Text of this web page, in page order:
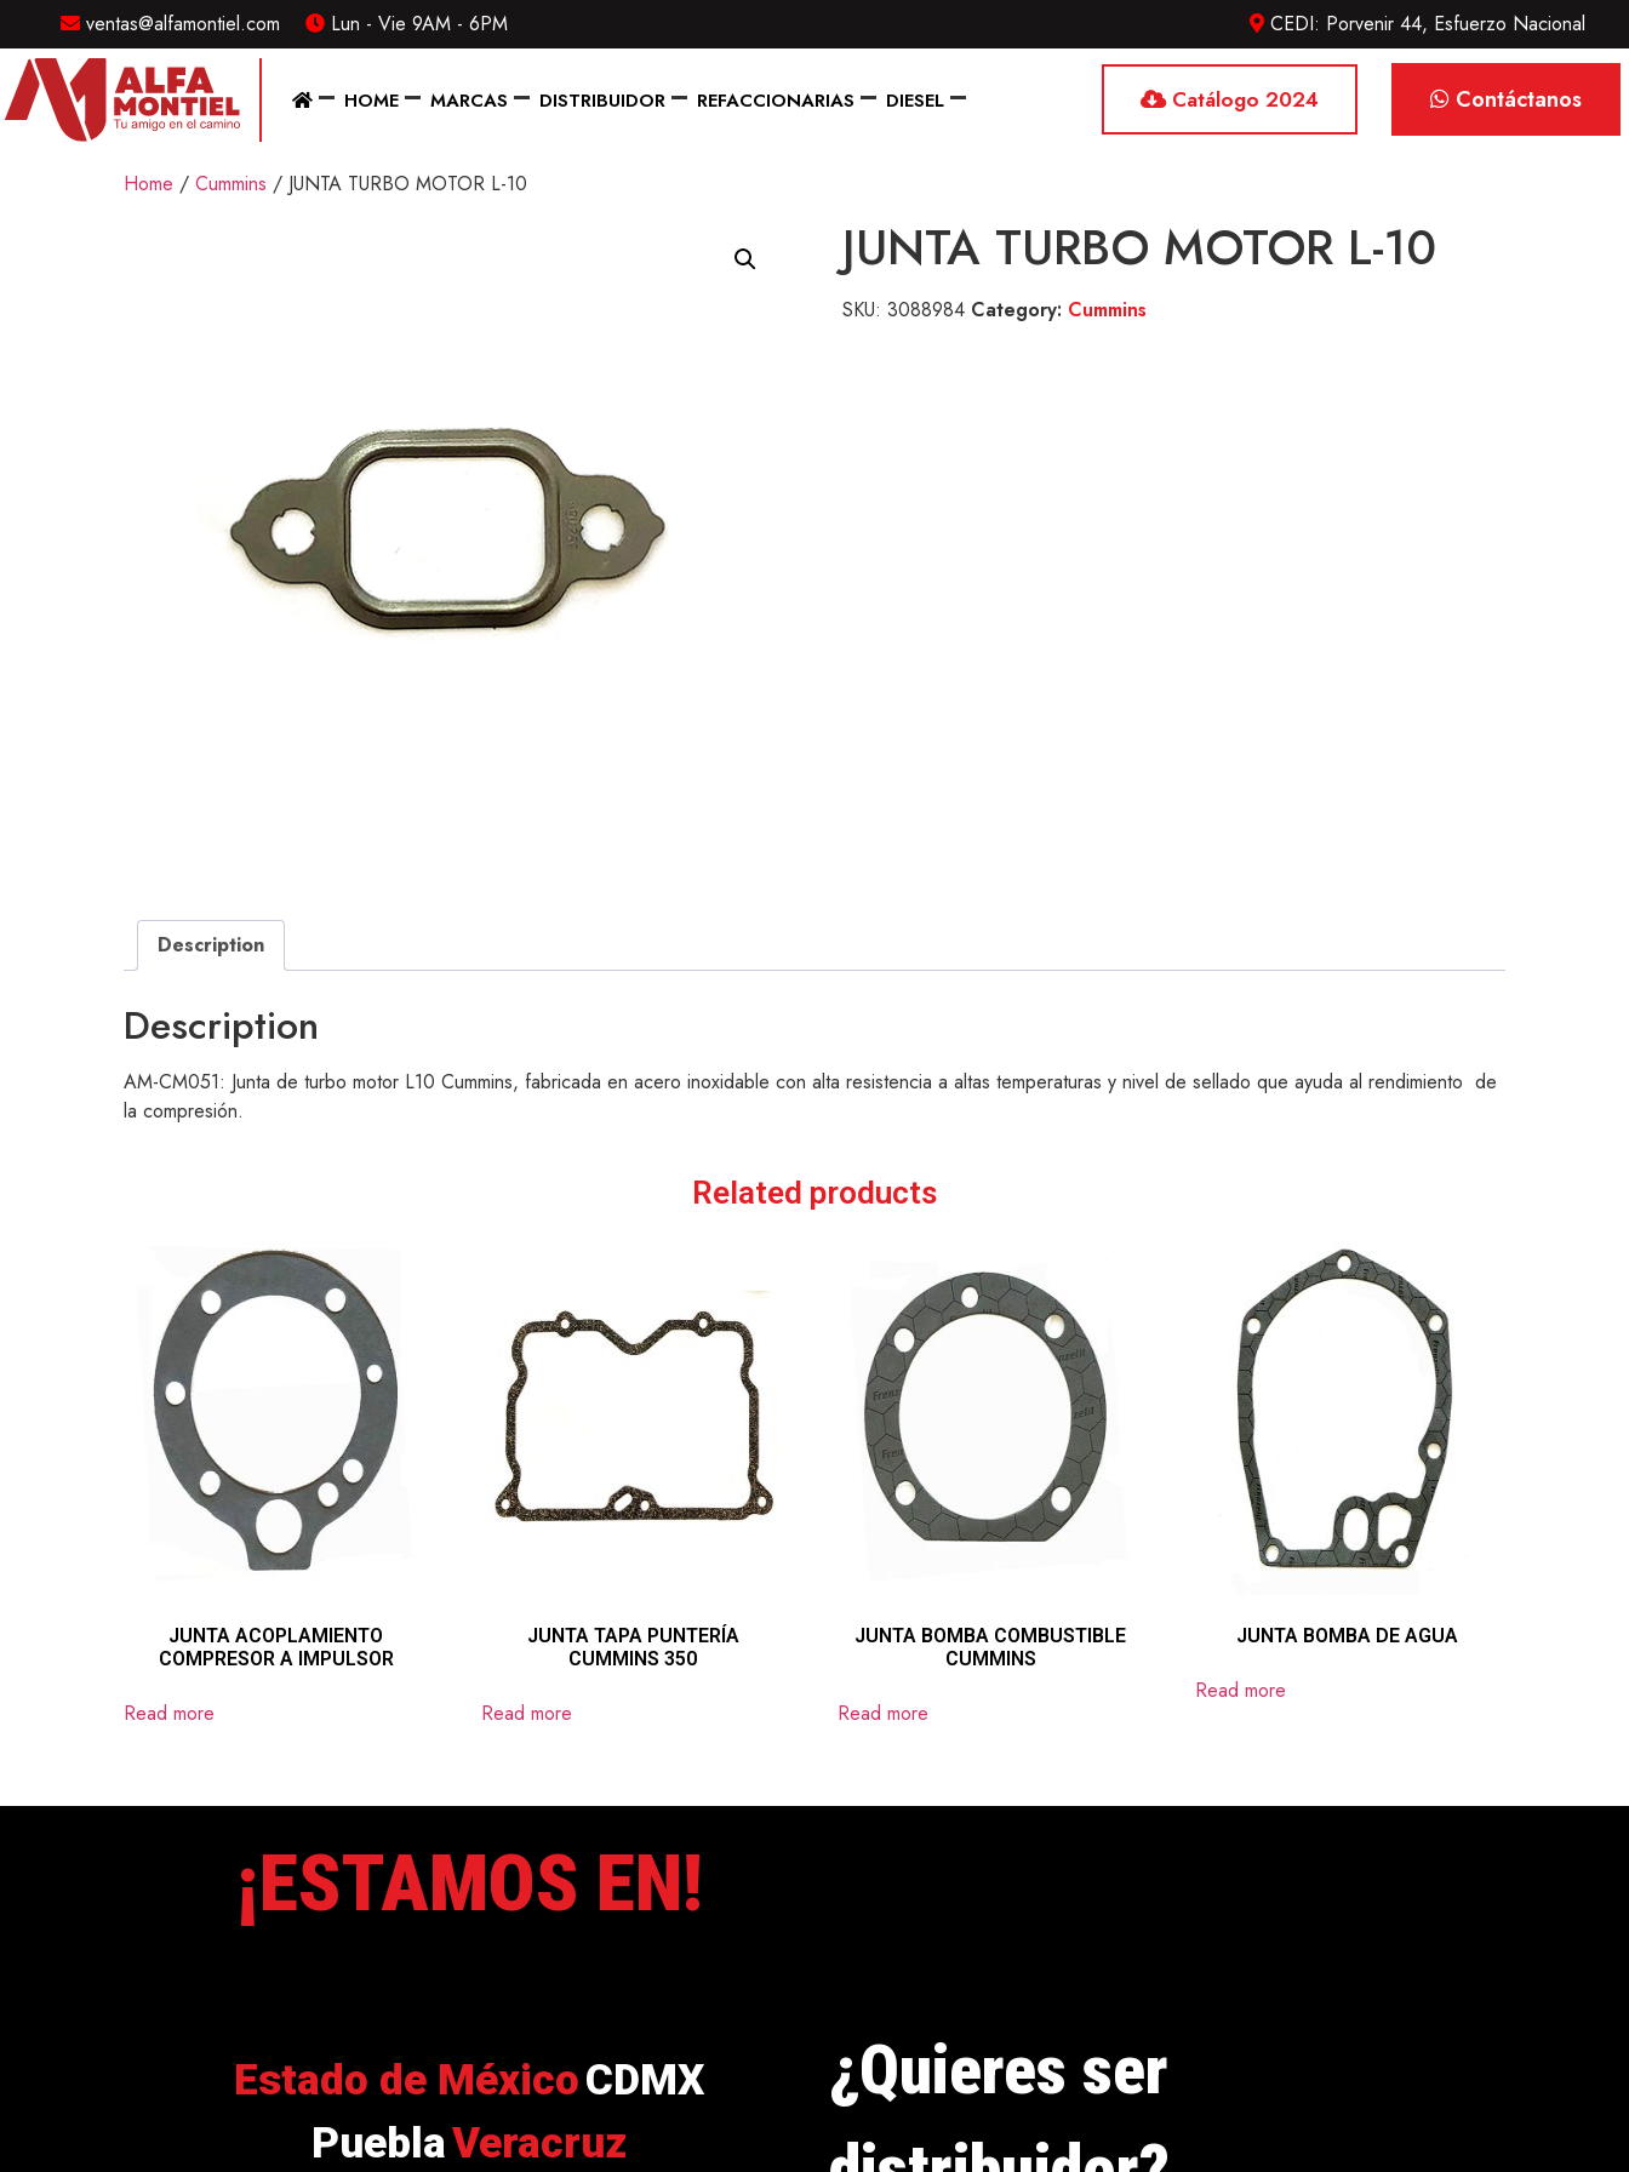
ventas@alfamontiel.com Lun - Vie 9AM - 6PM CEDI: Porvenir 44, Esfuerzo Nacional
HOME MARCAS DISTRIBUIDOR REFACCIONARIAS DIESEL Catálogo 2024 Contáctanos
MENU
Home / Cummins / JUNTA TURBO MOTOR L-10
JUNTA TURBO MOTOR L-10
SKU: 3088984 Category: Cummins
Description
Description
AM-CM051: Junta de turbo motor L10 Cummins, fabricada en acero inoxidable con alta resistencia a altas temperaturas y nivel de sellado que ayuda al rendimiento de
la compresión.
Related products
JUNTA ACOPLAMIENTO
COMPRESOR A IMPULSOR
Read more
JUNTA TAPA PUNTERÍA
CUMMINS 350
Read more
JUNTA BOMBA COMBUSTIBLE
CUMMINS
Read more
JUNTA BOMBA DE AGUA
Read more
¡ESTAMOS EN!
¿Quieres ser
Estado de MéxicoCDMX
PueblaVeracruz